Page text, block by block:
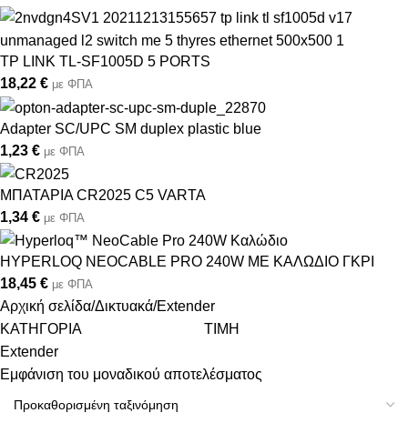
TP LINK TL-SF1005D 5 PORTS
18,22 € με ΦΠΑ
Adapter SC/UPC SM duplex plastic blue
1,23 € με ΦΠΑ
MΠATAPIA CR2025 C5 VARTA
1,34 € με ΦΠΑ
HYPERLOQ NEOCABLE PRO 240W ME ΚΑΛΩΔΙΟ ΓΚΡΙ
18,45 € με ΦΠΑ
Αρχική σελίδα Δικτυακά Extender
ΚΑΤΗΓΟΡΙΑ
Extender
ΤΙΜΗ
Εμφάνιση του μοναδικού αποτελέσματος